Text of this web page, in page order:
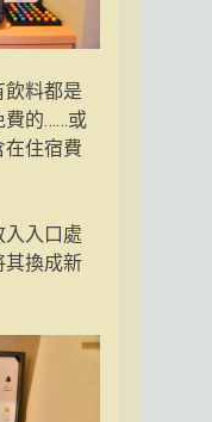
料都是
費的……或
在住宿費
入口處
其換成新